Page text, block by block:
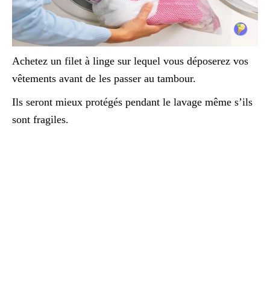
Achetez un filet à linge sur lequel vous déposerez vos
vêtements avant de les passer au tambour.
Ils seront mieux protégés pendant le lavage même s’ils
sont fragiles.